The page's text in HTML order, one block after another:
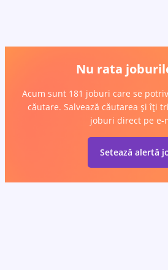
Nu rata
Acum sunt 181 joburi care se
căutare. Salvează căutarea și îți
joburi direct pe e-
Setează alertă